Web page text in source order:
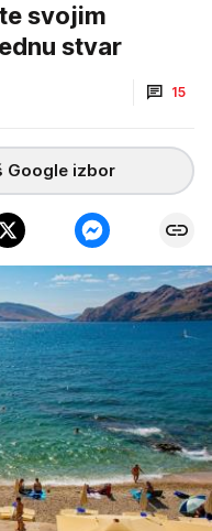
svojim
stvar
15
Google izbor